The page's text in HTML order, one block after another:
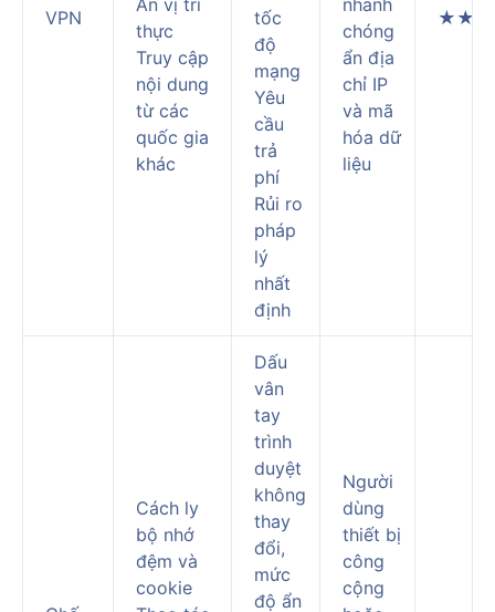
VPN
Ẩn vị trí
thực
Truy cập
nội dung
từ các
quốc gia
khác
tốc
độ
mạng
Yêu
cầu
trả
phí
Rủi ro
pháp
lý
nhất
định
nhanh
chóng
ẩn địa
chỉ IP
và mã
hóa dữ
liệu
★★
Cách ly
bộ nhớ
đệm và
cookie
Dấu
vân
tay
trình
duyệt
không
thay
đổi,
mức
độ ẩn
Người
dùng
thiết bị
công
cộng